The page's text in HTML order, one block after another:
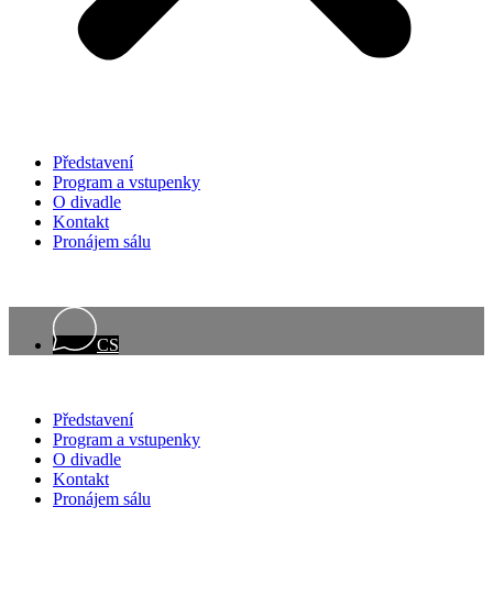
Představení
Program a vstupenky
O divadle
Kontakt
Pronájem sálu
CS
Představení
Program a vstupenky
O divadle
Kontakt
Pronájem sálu